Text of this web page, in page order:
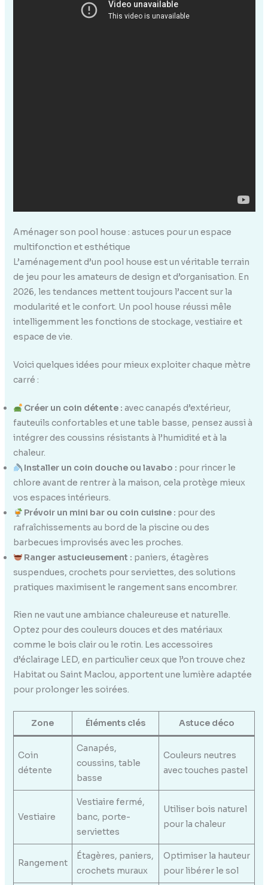
Aménager son pool house : astuces pour un espace
multifonction et esthétique
L’aménagement d’un pool house est un véritable terrain
de jeu pour les amateurs de design et d’organisation. En
2026, les tendances mettent toujours l’accent sur la
modularité et le confort. Un pool house réussi mêle
intelligemment les fonctions de stockage, vestiaire et
espace de vie.
Voici quelques idées pour mieux exploiter chaque mètre
carré :
Créer un coin détente : avec canapés d’extérieur,
fauteuils confortables et une table basse, pensez aussi à
intégrer des coussins résistants à l’humidité et à la
chaleur.
Installer un coin douche ou lavabo : pour rincer le
chlore avant de rentrer à la maison, cela protège mieux
vos espaces intérieurs.
Prévoir un mini bar ou coin cuisine : pour des
rafraîchissements au bord de la piscine ou des
barbecues improvisés avec les proches.
Ranger astucieusement : paniers, étagères
suspendues, crochets pour serviettes, des solutions
pratiques maximisent le rangement sans encombrer.
Rien ne vaut une ambiance chaleureuse et naturelle.
Optez pour des couleurs douces et des matériaux
comme le bois clair ou le rotin. Les accessoires
d’éclairage LED, en particulier ceux que l’on trouve chez
Habitat ou Saint Maclou, apportent une lumière adaptée
pour prolonger les soirées.
Zone Éléments clés Astuce déco
Coin
détente
Canapés,
coussins, table
basse
Couleurs neutres
avec touches pastel
Vestiaire
Vestiaire fermé,
banc, porte-
serviettes
Utiliser bois naturel
pour la chaleur
Rangement
Étagères, paniers,
crochets muraux
Optimiser la hauteur
pour libérer le sol